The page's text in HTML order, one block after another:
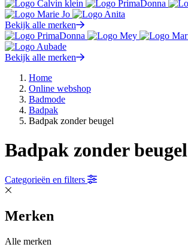
Bekijk alle merken
Bekijk alle merken
Home
Online webshop
Badmode
Badpak
Badpak zonder beugel
Badpak zonder beugel
Categorieën en filters
Merken
Alle merken